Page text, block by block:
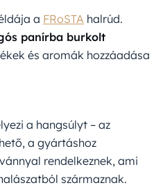
a FRoSTA halrúd.
panírba burkolt
és aromák hozzáadása
a hangsúlyt – az
a gyártáshoz
rendelkeznek, ami
származnak.